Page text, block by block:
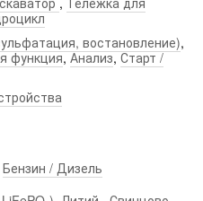
востановление),
функция,Анализ,Старт /
Бензин / Дизель